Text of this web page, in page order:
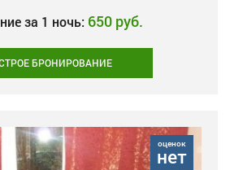
за 1 ночь: 650 руб.
БРОНИРОВАНИЕ
оценок
нет